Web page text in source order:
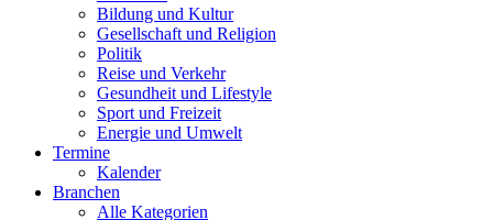
Bildung und Kultur
Gesellschaft und Religion
Politik
Reise und Verkehr
Gesundheit und Lifestyle
Sport und Freizeit
Energie und Umwelt
Termine
Kalender
Branchen
Alle Kategorien